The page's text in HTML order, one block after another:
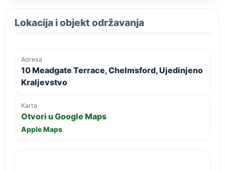
Lokacija i objekt održavanja
Adresa
10 Meadgate Terrace, Chelmsford, Ujedinjeno
Kraljevstvo
Karta
Otvori u Google Maps
Apple Maps